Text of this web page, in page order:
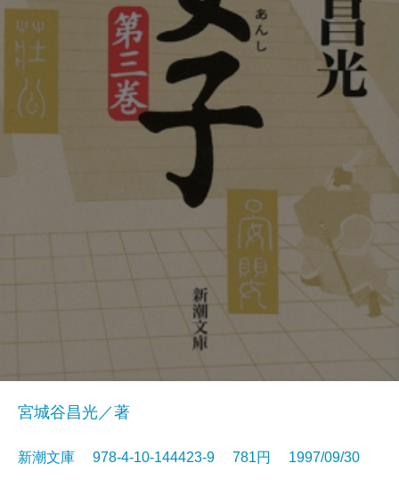
宮城谷昌光／著
新潮文庫 978-4-10-144423-9 781円 1997/09/30